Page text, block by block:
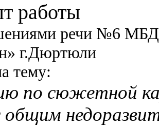
работы
речи №6
г.Дюртюли
тему:
по сюжетной
общим